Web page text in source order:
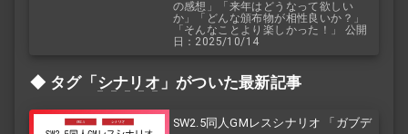
の感想」「来年はどうなって欲しい
か」「どんな頒布物が相性良いか？」
「そんなことより楽しかった！」 公開
日：2025/10/14
タグ「 シナリオ 」がついた最新記事
SW2.5同人GMレスシナリオ 「ガブデ